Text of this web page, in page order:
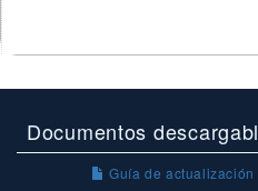
Documentos
Guía de